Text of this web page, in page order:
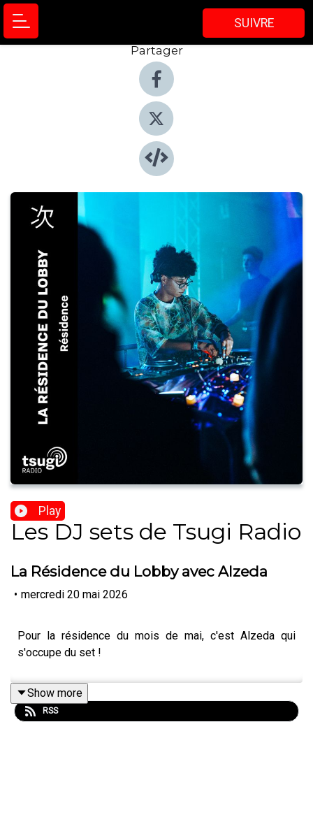
SUIVRE
Partager
Play
Les DJ sets de Tsugi Radio
La Résidence du Lobby avec Alzeda
• mercredi 20 mai 2026
Pour la résidence du mois de mai, c'est Alzeda qui
s'occupe du set !
Show more
RSS